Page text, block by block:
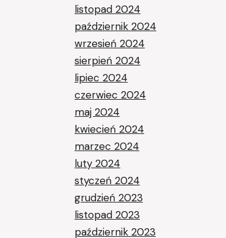
listopad 2024
październik 2024
wrzesień 2024
sierpień 2024
lipiec 2024
czerwiec 2024
maj 2024
kwiecień 2024
marzec 2024
luty 2024
styczeń 2024
grudzień 2023
listopad 2023
październik 2023